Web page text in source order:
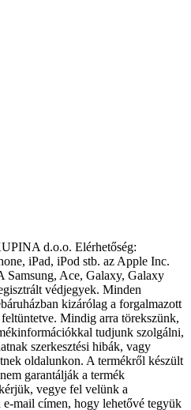
d.o.o. Elérhetőség:
iPad, iPod stb. az Apple Inc.
Samsung, Ace, Galaxy, Galaxy
védjegyek. Minden
kizárólag a forgalmazott
Mindig arra törekszünk,
tudjunk szolgálni,
szerkesztési hibák, vagy
oldalunkon. A termékről készült
garantálják a termék
vegye fel velünk a
e-mail címen, hogy lehetővé tegyük